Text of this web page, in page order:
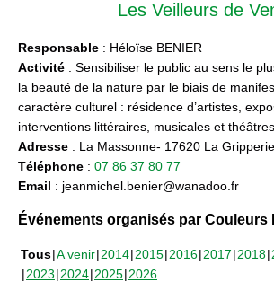
Les Veilleurs de
Responsable : Héloïse BENIER
Activité : Sensibiliser le public au sens le
la beauté de la nature par le biais de
caractère culturel : résidence d’artistes,
interventions littéraires, musicales et
Adresse : La Massonne- 17620 La
Téléphone : 07 86 37 80 77
Email : jeanmichel.benier@wanadoo.fr
Événements organisés par Couleurs
Tous A venir 2014 2015 2016 2017 2018
2023 2024 2025 2026